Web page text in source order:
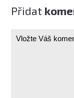
Přidat